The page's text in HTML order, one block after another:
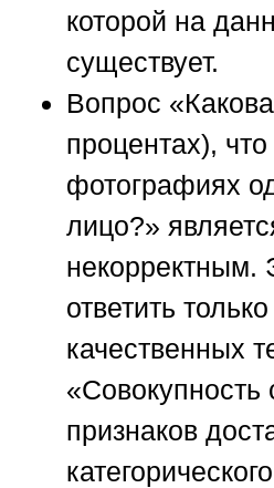
которой на
существует.
Вопрос
процентах),
фотографиях
лицо?»
некорректным.
ответить
качественных
признаков